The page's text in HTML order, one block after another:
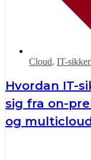
Cloud, IT-
Hvordan IT-
sig fra on-
og